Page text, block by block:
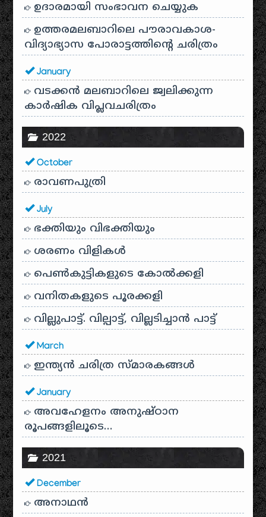
ഉദാരമായി സംഭാവന ചെയ്യുക
ഉത്തരമലബാറിലെ പൗരാവകാശ-
വിദ്യാഭ്യാസ പോരാട്ടത്തിന്റെ ചരിത്രം
January
വടക്കൻ മലബാറിലെ ജ്വലിക്കുന്ന
കാർഷിക വിപ്ലവചരിത്രം
2022
October
രാവണപുത്രി
July
ഭക്തിയും വിഭക്തിയും
ശരണം വിളികൾ
പെൺകുട്ടികളുടെ കോൽക്കളി
വനിതകളുടെ പൂരക്കളി
വില്ലുപാട്ട്. വില്പാട്ട്, വില്ലടിച്ചാൻ പാട്ട്
March
ഇന്ത്യൻ ചരിത്ര സ്മാരകങ്ങൾ
January
അവഹേളനം അനുഷ്ഠാന
രൂപങ്ങളിലൂടെ…
2021
December
അനാഥന്‍